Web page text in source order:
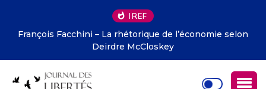
IREF
François Facchini – La rhétorique de l’économie selon
Deirdre McCloskey